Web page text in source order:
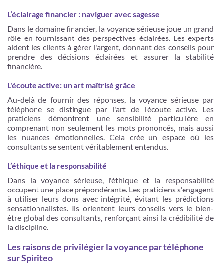
L’éclairage financier : naviguer avec sagesse
Dans le domaine financier, la voyance sérieuse joue un grand
rôle en fournissant des perspectives éclairées. Les experts
aident les clients à gérer l'argent, donnant des conseils pour
prendre des décisions éclairées et assurer la stabilité
financière.
L'écoute active: un art maîtrisé grâce
Au-delà de fournir des réponses, la voyance sérieuse par
téléphone se distingue par l'art de l'écoute active. Les
praticiens démontrent une sensibilité particulière en
comprenant non seulement les mots prononcés, mais aussi
les nuances émotionnelles. Cela crée un espace où les
consultants se sentent véritablement entendus.
L’éthique et la responsabilité
Dans la voyance sérieuse, l'éthique et la responsabilité
occupent une place prépondérante. Les praticiens s'engagent
à utiliser leurs dons avec intégrité, évitant les prédictions
sensationnalistes. Ils orientent leurs conseils vers le bien-
être global des consultants, renforçant ainsi la crédibilité de
la discipline.
Les raisons de privilégier la voyance par téléphone
sur Spiriteo